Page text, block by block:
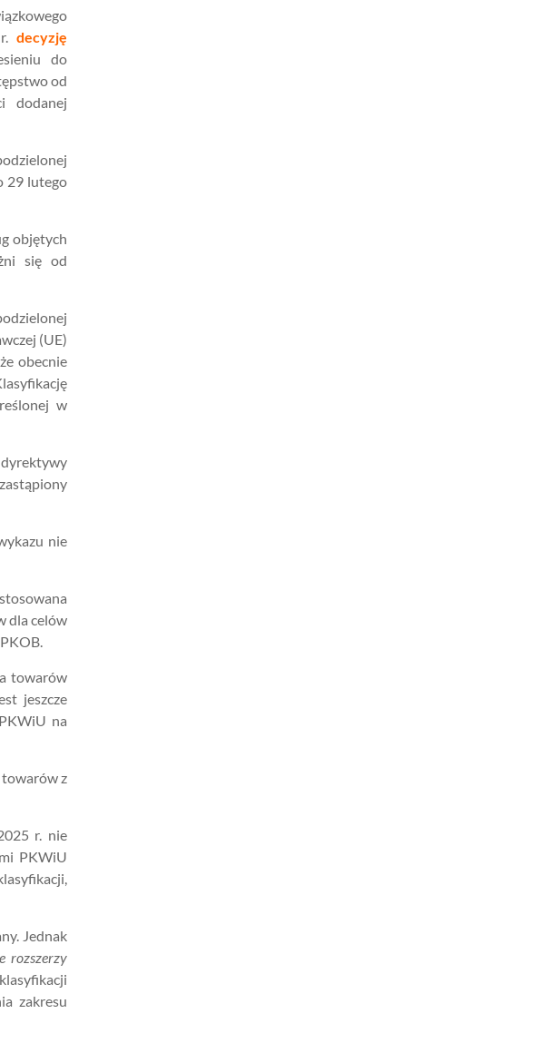
decyzję
do
od
dodanej
29 lutego
objętych
się od
(UE)
obecnie
w
nie
dla celów
towarów
jeszcze
na
towarów z
r. nie
PKWiU
Jednak
rozszerzy
zakresu